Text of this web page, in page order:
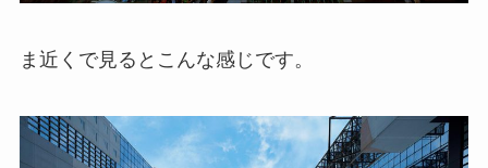
ま近くで見るとこんな感じです。